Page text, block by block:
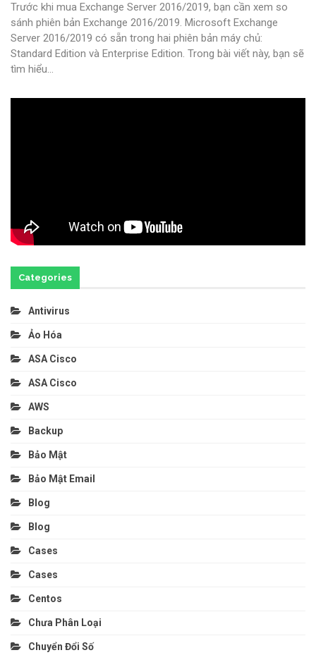
Trước khi mua Exchange Server 2016/2019, bạn cần xem so
sánh phiên bản Exchange 2016/2019. Microsoft Exchange
Server 2016/2019 có sẵn trong hai phiên bản máy chủ:
Standard Edition và Enterprise Edition. Trong bài viết này, bạn sẽ
tìm hiểu…
Categories
Antivirus
Ảo Hóa
ASA Cisco
ASA Cisco
AWS
Backup
Bảo Mật
Bảo Mật Email
Blog
Blog
Cases
Cases
Centos
Chưa Phân Loại
Chuyển Đổi Số